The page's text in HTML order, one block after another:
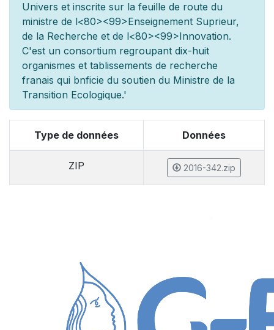
Univers et inscrite sur la feuille de route du
ministre de l<80><99>Enseignement Suprieur,
de la Recherche et de l<80><99>Innovation.
C'est un consortium regroupant dix-huit
organismes et tablissements de recherche
franais qui bnficie du soutien du Ministre de la
Transition Ecologique.'
Type de données Données
ZIP 2016-342.zip